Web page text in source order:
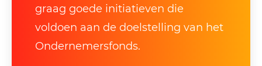
graag goede initiatieven die
voldoen aan de doelstelling van het
Ondernemersfonds.